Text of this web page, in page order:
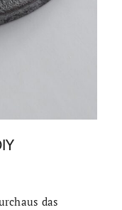
das